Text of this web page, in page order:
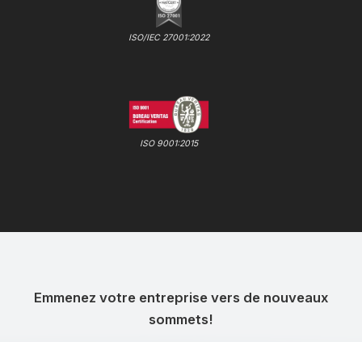
ISO/IEC 27001:2022
ISO 9001:2015
Emmenez votre entreprise vers de nouveaux
sommets!